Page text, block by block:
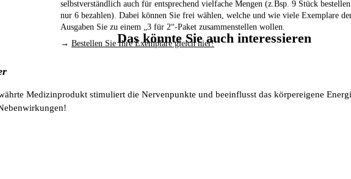
Das könnte Sie auch interessieren
stimuliert die Nervenpunkte und beeinflusst das körpereigene Energieniveau – ganz
und ohne Nebenwirkungen!
selbstverständlich auch für entsprechend vielfache Mengen (z.Bsp. 9 Stück
nur 6 bezahlen). Dabei können Sie frei wählen, welche und wie viele Exemplare
Ausgaben Sie zu einem „3 für 2“-Paket zusammenstellen wollen.
→ Bestellen Sie Ihre Exemplare gleich hier!